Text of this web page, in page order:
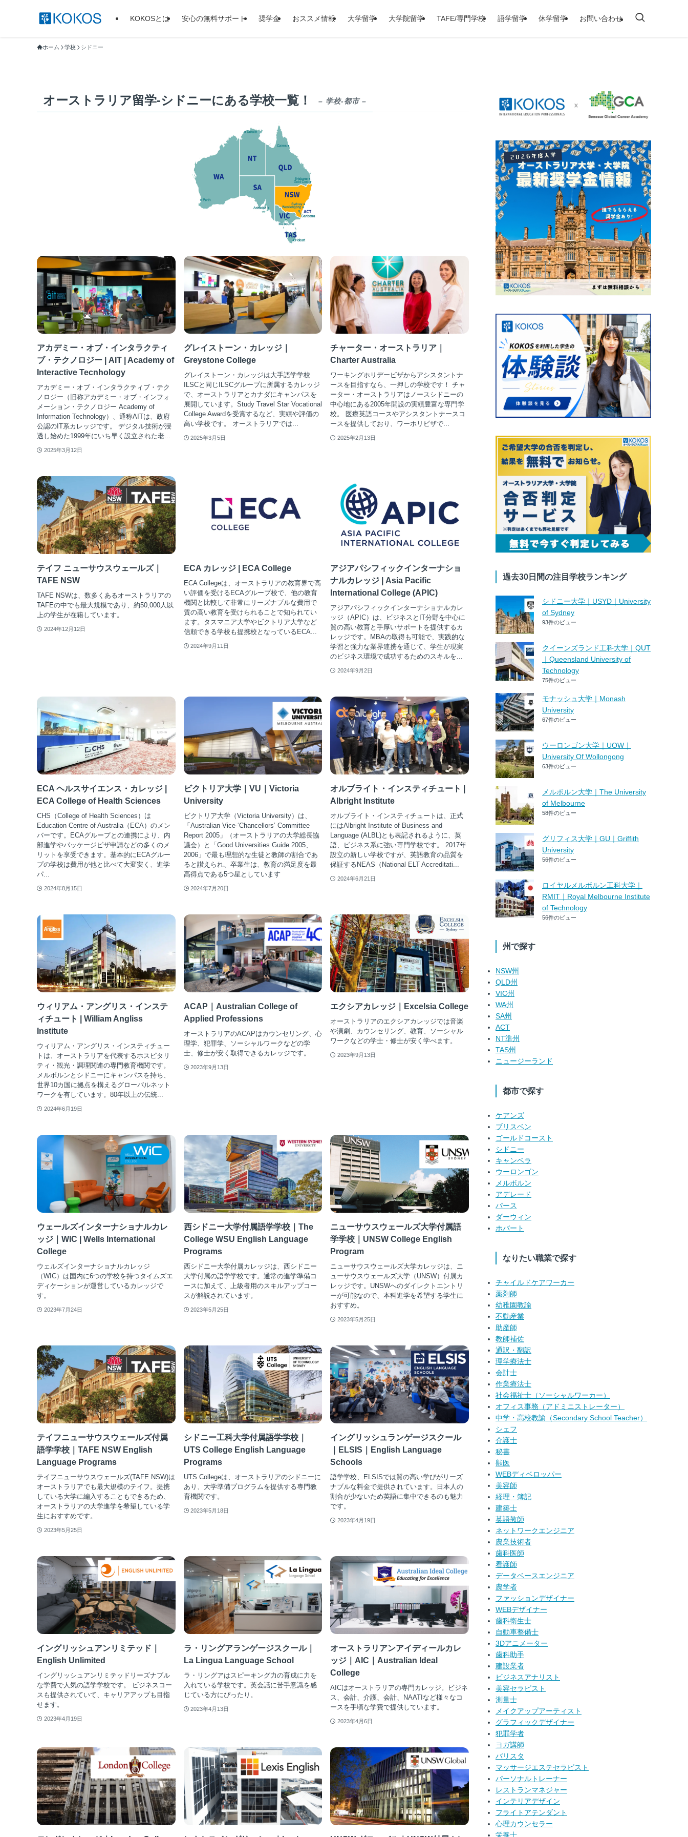
KOKOSとは 安心の無料サポート 奨学金 おススメ情報 大学留学 大学院留学 TAFE/専門学校 語学留学 休学留学 お問い合わせ
ホーム 学校 シドニー
オーストラリア留学-シドニーにある学校一覧！ – 学校-都市 –
アカデミー・オブ・インタラクティ
ブ・テクノロジー | AIT | Academy of
Interactive Tecnhology
アカデミー・オブ・インタラクティブ・テク
ノロジー（旧称アカデミー・オブ・インフォ
メーション・テクノロジー Academy of
Information Technology）、通称AITは、政府
公認のIT系カレッジです。 デジタル技術が浸
透し始めた1999年にいち早く設立された老...
2025年3月12日
グレイストーン・カレッジ｜
Greystone College
グレイストーン・カレッジは大手語学学校
ILSCと同じILSCグループに所属するカレッジ
で、オーストラリアとカナダにキャンパスを
展開しています。Study Travel Star Vocational
College Awardを受賞するなど、実績や評価の
高い学校です。 オーストラリアでは...
2025年3月5日
チャーター・オーストラリア｜
Charter Australia
ワーキングホリデービザからアシスタントナ
ースを目指すなら、一押しの学校です！ チャ
ーター・オーストラリアはノースシドニーの
中心地にある2005年開設の実績豊富な専門学
校。 医療英語コースやアシスタントナースコ
ースを提供しており、ワーホリビザで...
2025年2月13日
テイフ ニューサウスウェールズ｜
TAFE NSW
TAFE NSWは、数多くあるオーストラリアの
TAFEの中でも最大規模であり、約50,000人以
上の学生が在籍しています。
2024年12月12日
ECA カレッジ | ECA College
ECA Collegeは、オーストラリアの教育界で高
い評価を受けるECAグループ校で、他の教育
機関と比較して非常にリーズナブルな費用で
質の高い教育を受けられることで知られてい
ます。タスマニア大学やビクトリア大学など
信頼できる学校も提携校となっているECA...
2024年9月11日
アジアパシフィックインターナショ
ナルカレッジ | Asia Pacific
International College (APIC)
アジアパシフィックインターナショナルカレ
ッジ（APIC）は、ビジネスとIT分野を中心に
質の高い教育と手厚いサポートを提供するカ
レッジです。MBAの取得も可能で、実践的な
学習と強力な業界連携を通じて、学生が現実
のビジネス環境で成功するためのスキルを...
2024年9月2日
ECA ヘルスサイエンス・カレッジ |
ECA College of Health Sciences
CHS（College of Health Sciences）は
Education Centre of Australia（ECA）のメン
バーです。ECAグループとの連携により、内
部進学やパッケージビザ申請などの多くのメ
リットを享受できます。基本的にECAグルー
プの学校は費用が他と比べて大変安く、進学
パ...
2024年8月15日
ビクトリア大学｜VU｜Victoria
University
ビクトリア大学（Victoria University）は、
「Australian Vice-‘Chancellors’ Committee
Report 2005」（オーストラリアの大学総長協
議会）と「Good Universities Guide 2005、
2006」で最も理想的な生徒と教師の割合であ
ると讃えられ、卒業生は、教育の満足度を最
高得点である5つ星としています
2024年7月20日
オルブライト・インスティチュート |
Albright Institute
オルブライト・インスティチュートは、正式
にはAlbright Institute of Business and
Language (ALBL)とも表記されるように、英
語、ビジネス系に強い専門学校です。 2017年
設立の新しい学校ですが、英語教育の品質を
保証するNEAS（National ELT Accreditati...
2024年6月21日
ウィリアム・アングリス・インステ
ィチュート | William Angliss
Institute
ウィリアム・アングリス・インスティチュー
トは、オーストラリアを代表するホスピタリ
ティ・観光・調理関連の専門教育機関です。
メルボルンとシドニーにキャンパスを持ち、
世界10カ国に拠点を構えるグローバルネット
ワークを有しています。80年以上の伝統...
2024年6月19日
ACAP｜Australian College of
Applied Professions
オーストラリアのACAPはカウンセリング、心
理学、犯罪学、ソーシャルワークなどの学
士、修士が安く取得できるカレッジです。
2023年9月13日
エクシアカレッジ｜Excelsia College
オーストラリアのエクシアカレッジでは音楽
や演劇、カウンセリング、教育、ソーシャル
ワークなどの学士・修士が安く学べます。
2023年9月13日
ウェールズインターナショナルカレ
ッジ｜WIC | Wells International
College
ウェルズインターナショナルカレッジ
（WIC）は国内に6つの学校を持つタイムズエ
ディケーションが運営しているカレッジで
す。
2023年7月24日
西シドニー大学付属語学学校｜The
College WSU English Language
Programs
西シドニー大学付属カレッジは、西シドニー
大学付属の語学学校です。通常の進学準備コ
ースに加えて、上級者用のスキルアップコー
スが解説されています。
2023年5月25日
ニューサウスウェールズ大学付属語
学学校｜UNSW College English
Program
ニューサウスウェールズ大学カレッジは、ニ
ューサウスウェールズ大学（UNSW）付属カ
レッジです。UNSWへのダイレクトエントリ
ーが可能なので、本科進学を希望する学生に
おすすめ。
2023年5月25日
テイフニューサウスウェールズ付属
語学学校｜TAFE NSW English
Language Programs
テイフニューサウスウェールズ(TAFE NSW)は
オーストラリアでも最大規模のテイフ。提携
している大学に編入することもできるため、
オーストラリアの大学進学を希望している学
生におすすめです。
2023年5月25日
シドニー工科大学付属語学学校｜
UTS College English Language
Programs
UTS Collegeは、オーストラリアのシドニーに
あり、大学準備プログラムを提供する専門教
育機関です。
2023年5月18日
イングリッシュランゲージスクール
｜ELSIS｜English Language
Schools
語学学校、ELSISでは質の高い学びがリーズ
ナブルな料金で提供されています。日本人の
割合が少ないため英語に集中できるのも魅力
です。
2023年4月19日
イングリッシュアンリミテッド｜
English Unlimited
イングリッシュアンリミテッドリーズナブル
な学費で人気の語学学校です。 ビジネスコー
スも提供されていて、キャリアアップも目指
せます。
2023年4月19日
ラ・リングアランゲージスクール｜
La Lingua Language School
ラ・リングアはスピーキング力の育成に力を
入れている学校です。英会話に苦手意識を感
じている方にぴったり。
2023年4月13日
オーストラリアンアイディールカレ
ッジ｜AIC｜Australian Ideal
College
AICはオーストラリアの専門カレッジ。ビジネ
ス、会計、介護、会計、NAATIなど様々なコ
ースを手頃な学費で提供しています。
2023年4月6日
過去30日間の注目学校ランキング
シドニー大学｜USYD｜University
of Sydney
93件のビュー
クイーンズランド工科大学｜QUT
｜Queensland University of
Technology
75件のビュー
モナッシュ大学｜Monash
University
67件のビュー
ウーロンゴン大学｜UOW｜
University Of Wollongong
63件のビュー
メルボルン大学｜The University
of Melbourne
58件のビュー
グリフィス大学｜GU｜Griffith
University
56件のビュー
ロイヤルメルボルン工科大学｜
RMIT｜Royal Melbourne Institute
of Technology
56件のビュー
州で探す
NSW州
QLD州
VIC州
WA州
SA州
ACT
NT準州
TAS州
ニュージーランド
都市で探す
ケアンズ
ブリスベン
ゴールドコースト
シドニー
キャンベラ
ウーロンゴン
メルボルン
アデレード
パース
ダーウィン
ホバート
なりたい職業で探す
チャイルドケアワーカー
薬剤師
幼稚園教諭
不動産業
助産師
教師補佐
通訳・翻訳
理学療法士
会計士
作業療法士
社会福祉士（ソーシャルワーカー）
オフィス事務（アドミニストレーター）
中学・高校教諭（Secondary School Teacher）
シェフ
介護士
秘書
獣医
WEBディベロッパー
美容師
経理・簿記
建築士
英語教師
ネットワークエンジニア
農業技術者
歯科医師
看護師
データベースエンジニア
農学者
ファッションデザイナー
WEBデザイナー
歯科衛生士
自動車整備士
3Dアニメーター
歯科助手
建設業者
ビジネスアナリスト
美容セラピスト
測量士
メイクアップアーティスト
グラフィックデザイナー
犯罪学者
ヨガ講師
バリスタ
マッサージエステセラピスト
パーソナルトレーナー
レストランマネジャー
インテリアデザイン
フライトアテンダント
心理カウンセラー
栄養士